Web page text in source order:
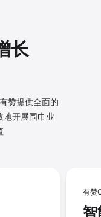
长
赞提供全面的
地开展围巾业
有赞
智